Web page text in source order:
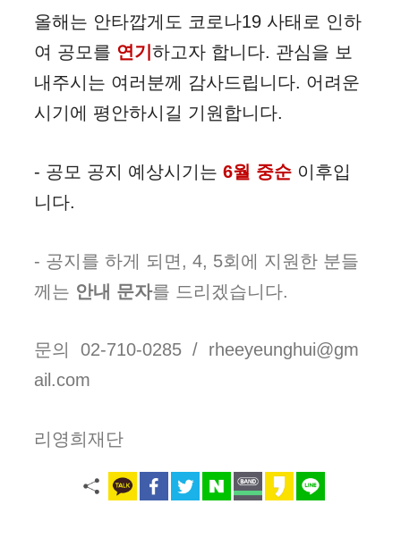
올해는 안타깝게도 코로나19 사태로 인하
여 공모를 연기하고자 합니다. 관심을 보
내주시는 여러분께 감사드립니다. 어려운
시기에 평안하시길 기원합니다.
- 공모 공지 예상시기는6월 중순 이후입
니다.
- 공지를 하게 되면, 4, 5회에 지원한 분들
께는 안내 문자를 드리겠습니다.
문의 02-710-0285 / rheeyeunghui@gm
ail.com
리영희재단